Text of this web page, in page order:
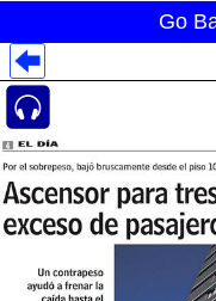
Go
Despliegues
Despliegues
Despliegues por